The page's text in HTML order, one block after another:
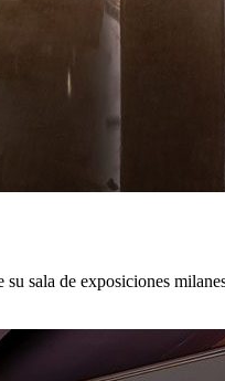
sala de exposiciones